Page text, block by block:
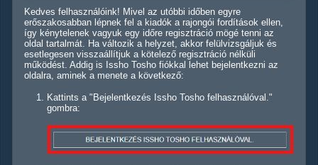
Kedves felhasználóink! Mivel az utóbbi időben egyre
erőszakosabban lépnek fel a kiadók a rajongói fordítások ellen,
így kénytelenek vagyuk egy időre regisztráció mögé tenni az
oldal tartalmát. Ha változik a helyzet, akkor felülvizsgáljuk és
esetlegesen visszaállítjuk a kötelező regisztráció nélküli
működést. Addig is Issho Tosho fiókkal lehet bejelentkezni az
oldalra, aminek a menete a következő:
Kattints a "Bejelentkezés Issho Tosho felhasználóval."
gombra: